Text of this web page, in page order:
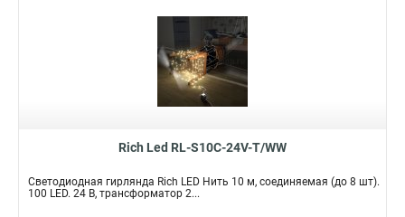
Rich Led RL-S10C-24V-T/WW
Светодиодная гирлянда Rich LED Нить 10 м, соединяемая (до 8 шт).
100 LED. 24 B, трансформатор 2...